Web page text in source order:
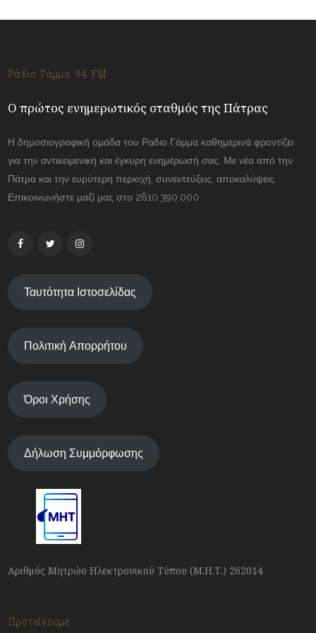
Ράδιο Γάμμα 94 FM
Ο πρώτος ενημερωτικός σταθμός της Πάτρας
Η δημοσιογραφική ομάδα του Ραδιο Γάμμα καθημερινά φροντίζει
για την αντικειμενική και έγκυρη ενημέρωσή σας. Με νέα από την
Πάτρα και την ευρύτερη περιοχή, συνεντεύξεις, αποκαλύψεις.
Επικοινωνήστε μαζί μας στο 2610.390.000
Ταυτότητα Ιστοσελίδας
Πολιτική Απορρήτου
Όροι Χρήσης
Δήλωση Συμμόρφωσης
Αριθμός Μητρώο Ηλεκτρονικού Τύπου (Μ.Η.Τ.) 262014
Προτείνουμε